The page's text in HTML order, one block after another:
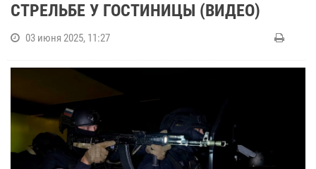
СТРЕЛЬБЕ У ГОСТИНИЦЫ (ВИДЕО)
03 июня 2025, 11:27